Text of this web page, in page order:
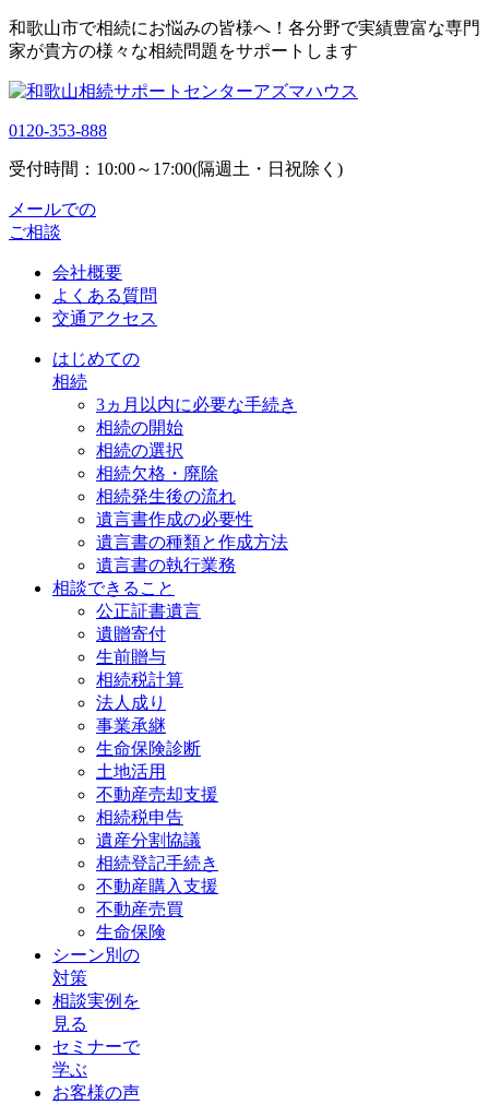
和歌山市で相続にお悩みの皆様へ！各分野で実績豊富な専門
家が貴方の様々な相続問題をサポートします
0120-353-888
受付時間：10:00～17:00(隔週土・日祝除く)
メールでの
ご相談
会社概要
よくある質問
交通アクセス
はじめての
相続
3ヵ月以内に必要な手続き
相続の開始
相続の選択
相続欠格・廃除
相続発生後の流れ
遺言書作成の必要性
遺言書の種類と作成方法
遺言書の執行業務
相談できること
公正証書遺言
遺贈寄付
生前贈与
相続税計算
法人成り
事業承継
生命保険診断
土地活用
不動産売却支援
相続税申告
遺産分割協議
相続登記手続き
不動産購入支援
不動産売買
生命保険
シーン別の
対策
相談実例を
見る
セミナーで
学ぶ
お客様の声